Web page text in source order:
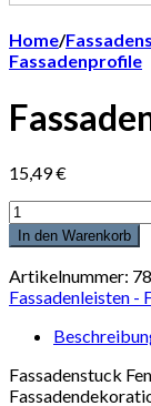
Home/
Fassadenprofile
15,49€
Anzahl
In den Warenkorb
Artikelnummer:
Fassadenleisten -
Fassadenstuck